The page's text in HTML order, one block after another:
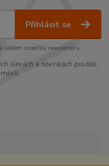
Přihlásit se
účelem rozesílky newsletteru.
slevách a novinkách pro děti.